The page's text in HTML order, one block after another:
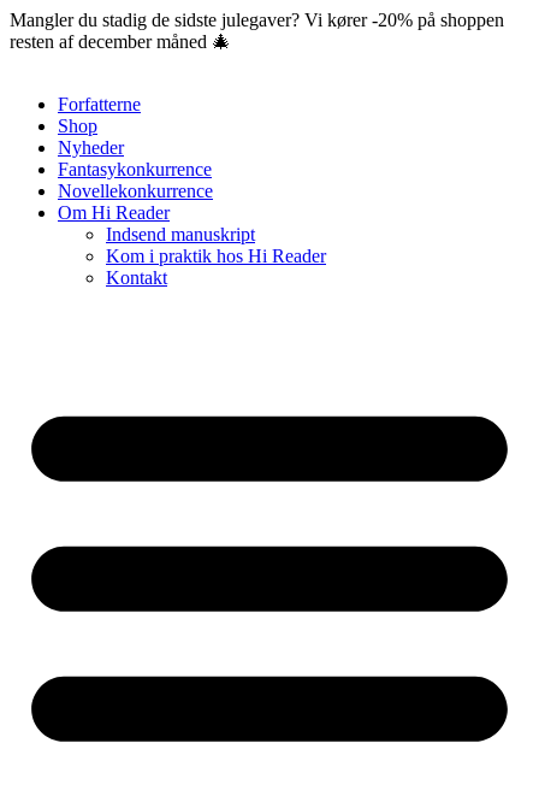
Videre
til
Mangler du stadig de sidste julegaver? Vi kører -20% på shoppen
resten af december måned 🎄
Forfatterne
Shop
Nyheder
Fantasykonkurrence
Novellekonkurrence
Om Hi Reader
Indsend manuskript
Kom i praktik hos Hi Reader
Kontakt